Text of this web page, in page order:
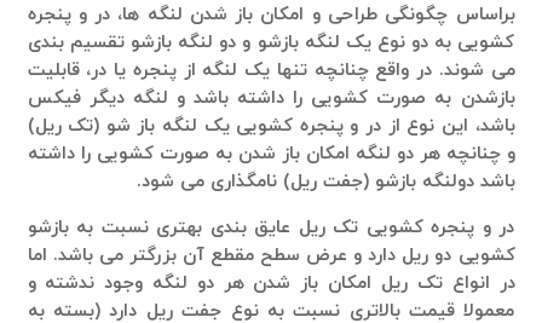
براساس چگونگی طراحی و امکان باز شدن لنگه ها، در و پنجره
کشویی به دو نوع یک لنگه بازشو و دو لنگه بازشو تقسیم بندی
می شوند. در واقع چنانچه تنها یک لنگه از پنجره یا در، قابلیت
بازشدن به صورت کشویی را داشته باشد و لنگه دیگر فیکس
باشد، این نوع از در و پنجره کشویی یک لنگه باز شو (تک ریل)
و چنانچه هر دو لنگه امکان باز شدن به صورت کشویی را داشته
باشد دولنگه بازشو (جفت ریل) نامگذاری می شود.
در و پنجره کشویی تک ریل عایق بندی بهتری نسبت به بازشو
کشویی دو ریل دارد و عرض سطح مقطع آن بزرگتر می باشد. اما
در انواع تک ریل امکان باز شدن هر دو لنگه وجود ندشته و
معمولا قیمت بالاتری نسبت به نوع جفت ریل دارد (بسته به